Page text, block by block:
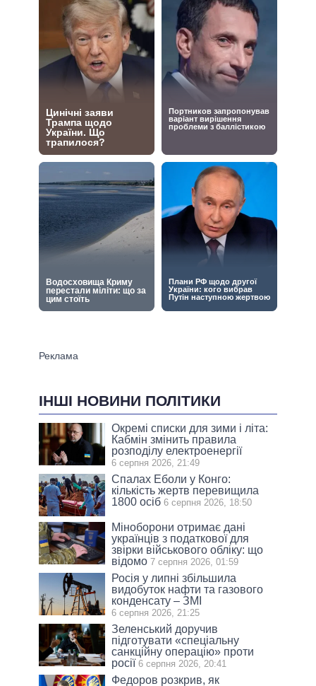
ІНШІ НОВИНИ ПОЛІТИКИ
Окремі списки для зими і літа:
Кабмін змінить правила
розподілу електроенергії
6 серпня 2026, 21:49
Спалах Еболи у Конго:
кількість жертв перевищила
1800 осіб 6 серпня 2026, 18:50
Міноборони отримає дані
українців з податкової для
звірки військового обліку: що
відомо 7 серпня 2026, 01:59
Росія у липні збільшила
видобуток нафти та газового
конденсату – ЗМІ
6 серпня 2026, 21:25
Зеленський доручив
підготувати «спеціальну
санкційну операцію» проти
росії 6 серпня 2026, 20:41
Федоров розкрив, як